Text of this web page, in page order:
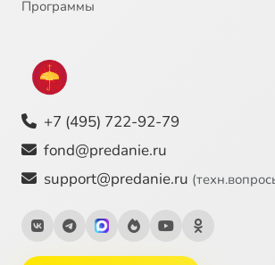
Программы
+7 (495) 722-92-79
fond@predanie.ru
support@predanie.ru